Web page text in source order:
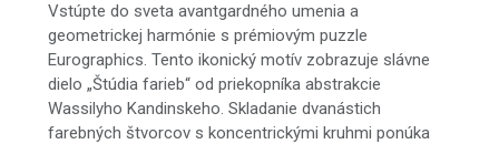
Vstúpte do sveta avantgardného umenia a
geometrickej harmónie s prémiovým puzzle
Eurographics. Tento ikonický motív zobrazuje slávne
dielo „Štúdia farieb“ od priekopníka abstrakcie
Wassilyho Kandinskeho. Skladanie dvanástich
farebných štvorcov s koncentrickými kruhmi ponúka